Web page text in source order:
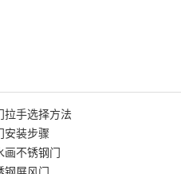
拉手选择方法
安装步骤
画不锈钢门